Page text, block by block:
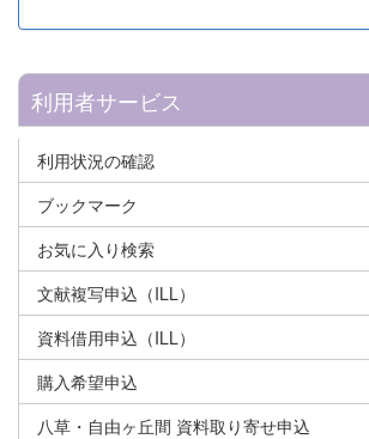
利用者サービス
利用状況の確認
ブックマーク
お気に入り検索
文献複写申込（ILL）
資料借用申込（ILL）
購入希望申込
八草・自由ヶ丘間 資料取り寄せ申込